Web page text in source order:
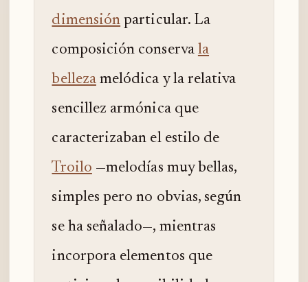
dimensión particular. La
composición conserva la
bellezamelódica y la relativa
sencillez armónica que
caracterizaban el estilo de
Troilo —melodías muy bellas,
simples pero no obvias, según
se ha señalado—, mientras
incorpora elementos que